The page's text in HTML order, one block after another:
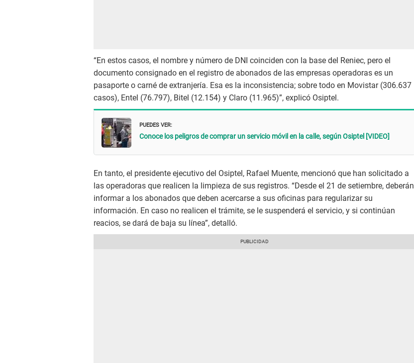
“En estos casos, el nombre y número de DNI coinciden con la base del Reniec, pero el
documento consignado en el registro de abonados de las empresas operadoras es un
pasaporte o carné de extranjería. Esa es la inconsistencia; sobre todo en Movistar (306.637
casos), Entel (76.797), Bitel (12.154) y Claro (11.965)”, explicó Osiptel.
PUEDES VER:
Conoce los peligros de comprar un servicio móvil en la calle, según Osiptel [VIDEO]
En tanto, el presidente ejecutivo del Osiptel, Rafael Muente, mencionó que han solicitado a
las operadoras que realicen la limpieza de sus registros. “Desde el 21 de setiembre, deberán
informar a los abonados que deben acercarse a sus oficinas para regularizar su
información. En caso no realicen el trámite, se le suspenderá el servicio, y si continúan
reacios, se dará de baja su línea”, detalló.